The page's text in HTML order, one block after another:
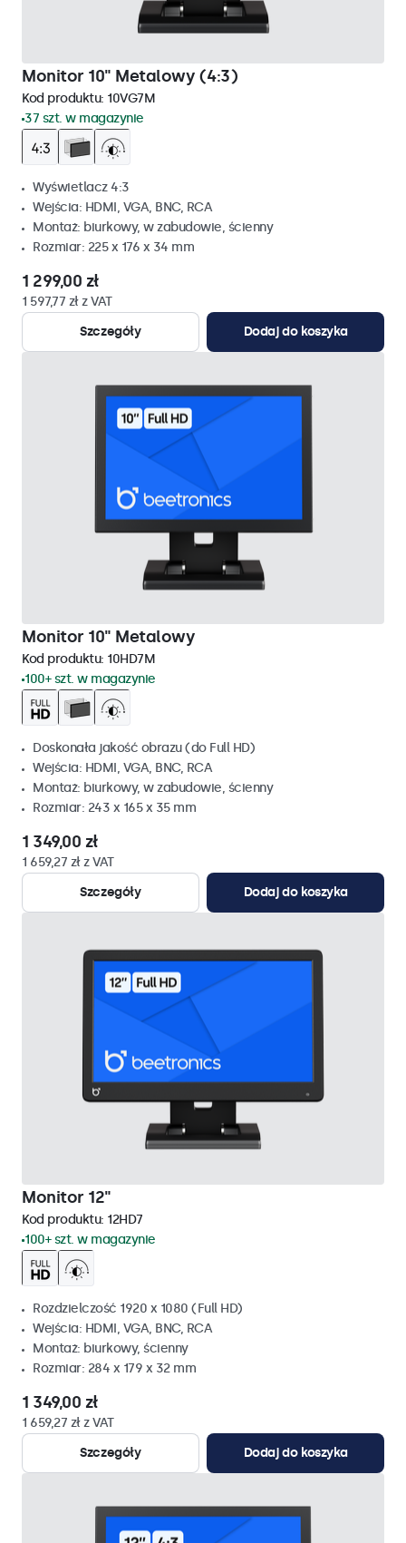
Monitor 10" Metalowy (4:3)
Kod produktu: 10VG7M
37 szt. w magazynie
Wyświetlacz 4:3
Wejścia: HDMI, VGA, BNC, RCA
Montaż: biurkowy, w zabudowie, ścienny
Rozmiar: 225 x 176 x 34 mm
1 299,00 zł
1 597,77 zł z VAT
Szczegóły
Dodaj do koszyka
Monitor 10" Metalowy
Kod produktu: 10HD7M
100+ szt. w magazynie
Doskonała jakość obrazu (do Full HD)
Wejścia: HDMI, VGA, BNC, RCA
Montaż: biurkowy, w zabudowie, ścienny
Rozmiar: 243 x 165 x 35 mm
1 349,00 zł
1 659,27 zł z VAT
Szczegóły
Dodaj do koszyka
Monitor 12"
Kod produktu: 12HD7
100+ szt. w magazynie
Rozdzielczość 1920 x 1080 (Full HD)
Wejścia: HDMI, VGA, BNC, RCA
Montaż: biurkowy, ścienny
Rozmiar: 284 x 179 x 32 mm
1 349,00 zł
1 659,27 zł z VAT
Szczegóły
Dodaj do koszyka